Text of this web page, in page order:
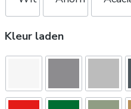
Kleur laden